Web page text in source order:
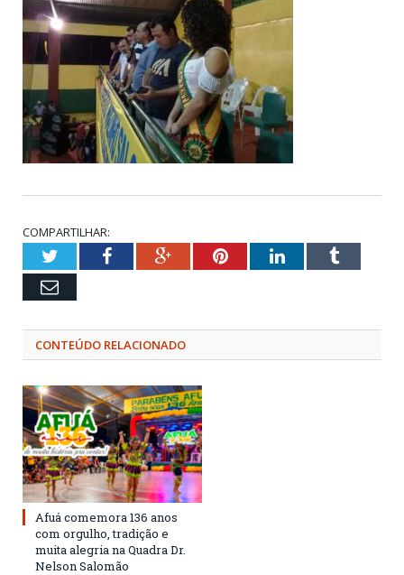
COMPARTILHAR:
TwitterFacebookGoogle+PinterestLinkedInTumblr
Email
CONTEÚDO RELACIONADO
Afuá comemora 136 anos
com orgulho, tradição e
muita alegria na Quadra Dr.
Nelson Salomão